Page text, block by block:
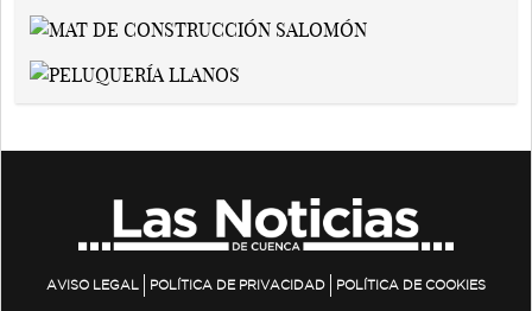
AVISO LEGAL POLÍTICA DE PRIVACIDAD POLÍTICA DE COOKIES